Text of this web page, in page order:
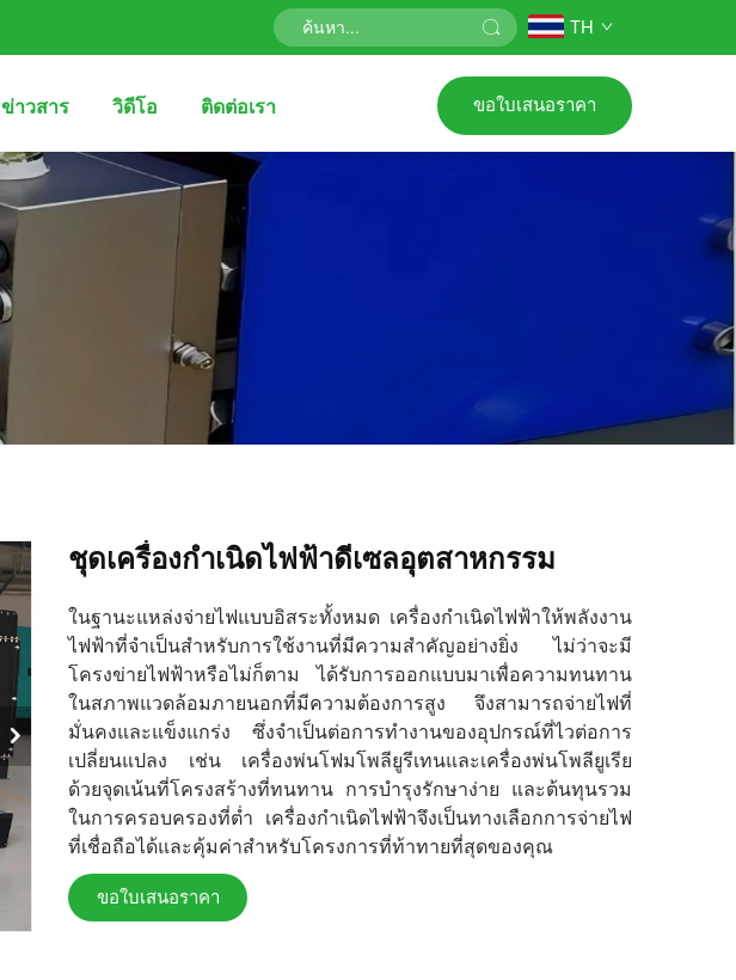
TH
ข่าวสาร วิดีโอ ติดต่อเรา ขอใบเสนอราคา
ชุดเครื่องกำเนิดไฟฟ้าดีเซลอุตสาหกรรม
ในฐานะแหล่งจ่ายไฟแบบอิสระทั้งหมด เครื่องกำเนิดไฟฟ้าให้พลังงาน
ไฟฟ้าที่จำเป็นสำหรับการใช้งานที่มีความสำคัญอย่างยิ่ง ไม่ว่าจะมี
โครงข่ายไฟฟ้าหรือไม่ก็ตาม ได้รับการออกแบบมาเพื่อความทนทาน
ในสภาพแวดล้อมภายนอกที่มีความต้องการสูง จึงสามารถจ่ายไฟที่
มั่นคงและแข็งแกร่ง ซึ่งจำเป็นต่อการทำงานของอุปกรณ์ที่ไวต่อการ
เปลี่ยนแปลง เช่น เครื่องพ่นโฟมโพลียูรีเทนและเครื่องพ่นโพลียูเรีย
ด้วยจุดเน้นที่โครงสร้างที่ทนทาน การบำรุงรักษาง่าย และต้นทุนรวม
ในการครอบครองที่ต่ำ เครื่องกำเนิดไฟฟ้าจึงเป็นทางเลือกการจ่ายไฟ
ที่เชื่อถือได้และคุ้มค่าสำหรับโครงการที่ท้าทายที่สุดของคุณ
ขอใบเสนอราคา